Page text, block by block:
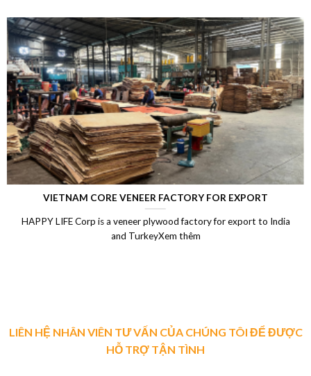
VIETNAM CORE VENEER FACTORY FOR EXPORT
HAPPY LIFE Corp is a veneer plywood factory for export to India
and TurkeyXem thêm
LIÊN HỆ NHÂN VIÊN TƯ VẤN CỦA CHÚNG TÔI ĐỂ ĐƯỢC
HỖ TRỢ TẬN TÌNH